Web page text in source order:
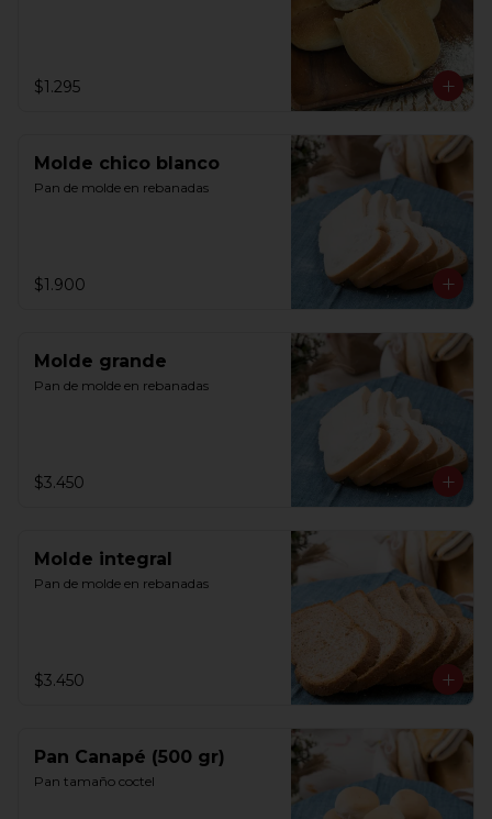
$1.295
Molde chico blanco
Pan de molde en rebanadas
$1.900
Molde grande
Pan de molde en rebanadas
$3.450
Molde integral
Pan de molde en rebanadas
$3.450
Pan Canapé (500 gr)
Pan tamaño coctel